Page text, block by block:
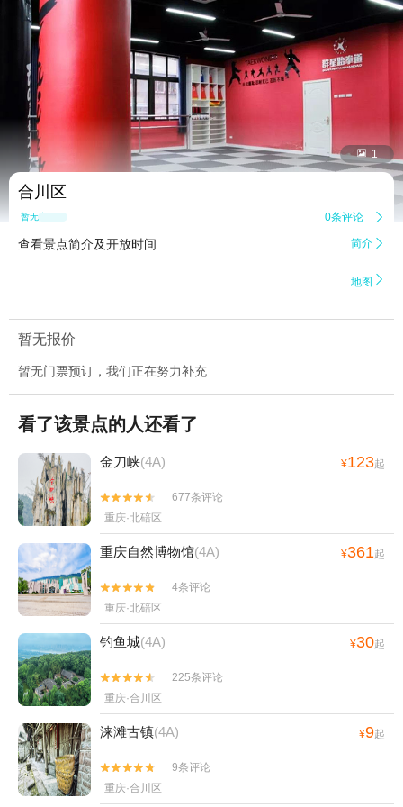
 1
合川区
暂无点评 0条评论 
查看景点简介及开放时间 简介 
地图 
暂无报价
暂无门票预订，我们正在努力补充
看了该景点的人还看了
金刀峡(4A) ¥123起


677条评论
重庆·北碚区
重庆自然博物馆(4A) ¥361起


4条评论
重庆·北碚区
钓鱼城(4A) ¥30起


225条评论
重庆·合川区
涞滩古镇(4A) ¥9起


9条评论
重庆·合川区
